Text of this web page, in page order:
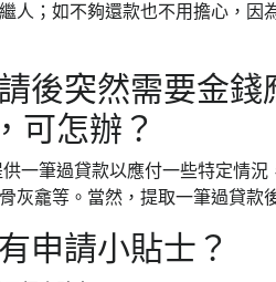
人；如不夠還款也不用擔心，
後突然需要金錢
可怎辦？
一筆過貸款以應付一些特定情
灰龕等。當然，提取一筆過貸款
申請小貼士？